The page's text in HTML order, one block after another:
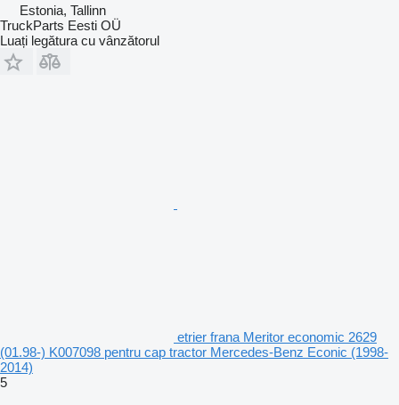
Estonia, Tallinn
TruckParts Eesti OÜ
Luați legătura cu vânzătorul
etrier frana Meritor economic 2629
(01.98-) K007098 pentru cap tractor Mercedes-Benz Econic (1998-
2014)
5